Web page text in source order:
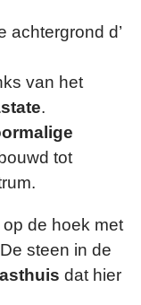
achtergrond d’
van het
.
tot
de hoek met
steen in de
dat hier